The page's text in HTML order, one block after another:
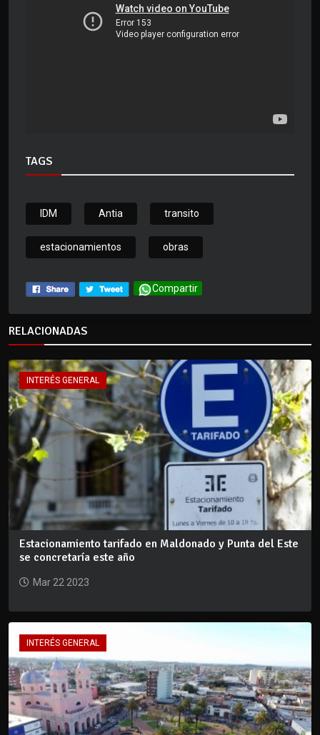
TAGS
IDM Antia transito
estacionamientos obras
Compartir
RELACIONADAS
INTERÉS GENERAL
Estacionamiento tarifado en Maldonado y Punta del Este
se concretaría este año
Mar 22 2023
INTERÉS GENERAL